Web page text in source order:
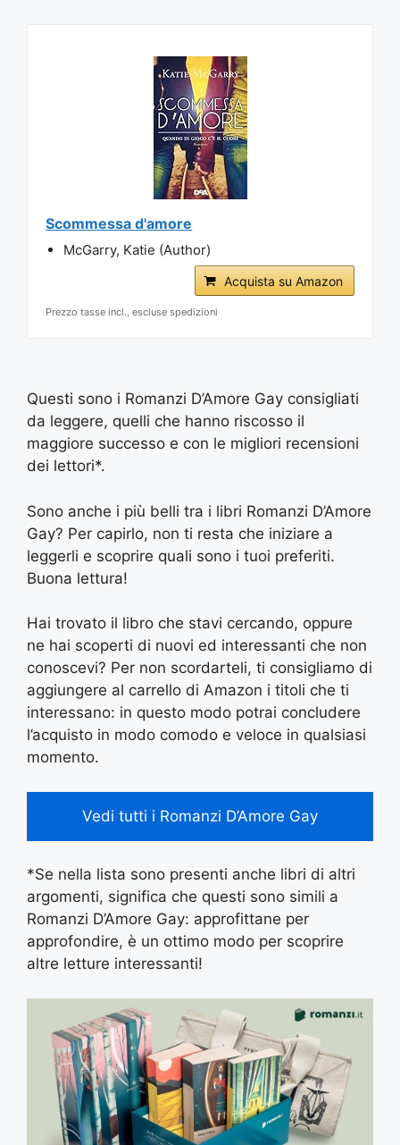
Scommessa d'amore
McGarry, Katie (Author)
Acquista su Amazon
Prezzo tasse incl., escluse spedizioni
Questi sono i Romanzi D’Amore Gay consigliati
da leggere, quelli che hanno riscosso il
maggiore successo e con le migliori recensioni
dei lettori*.
Sono anche i più belli tra i libri Romanzi D’Amore
Gay? Per capirlo, non ti resta che iniziare a
leggerli e scoprire quali sono i tuoi preferiti.
Buona lettura!
Hai trovato il libro che stavi cercando, oppure
ne hai scoperti di nuovi ed interessanti che non
conoscevi? Per non scordarteli, ti consigliamo di
aggiungere al carrello di Amazon i titoli che ti
interessano: in questo modo potrai concludere
l’acquisto in modo comodo e veloce in qualsiasi
momento.
Vedi tutti i Romanzi D’Amore Gay
*Se nella lista sono presenti anche libri di altri
argomenti, significa che questi sono simili a
Romanzi D’Amore Gay: approfittane per
approfondire, è un ottimo modo per scoprire
altre letture interessanti!